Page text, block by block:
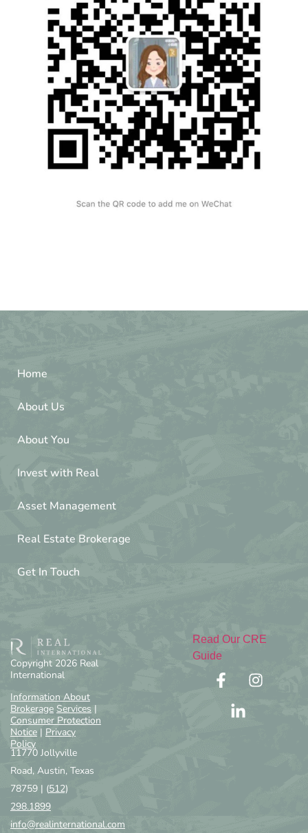
Home
About Us
About You
Invest with Real
Asset Management
Real Estate Brokerage
Get In Touch
Copyright 2026 Real
International
Information About
Brokerage Services |
Consumer Protection
Notice | Privacy
Policy
11770 Jollyville
Road, Austin, Texas
78759 | (512)
298.1899
info@realinternational.com
Read Our CRE
Guide